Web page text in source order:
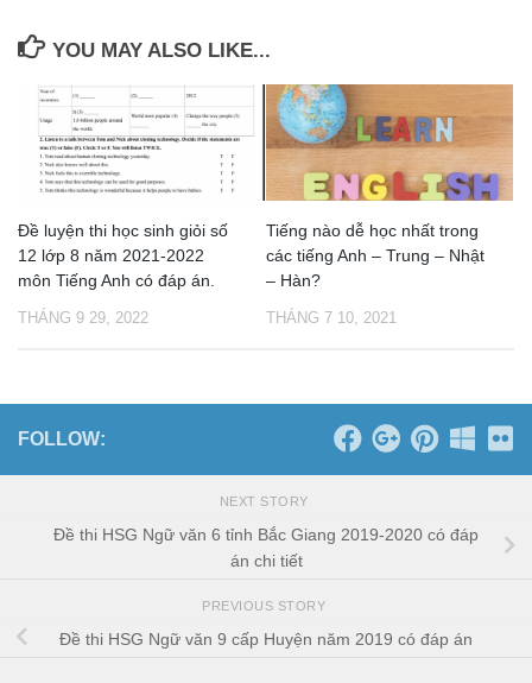
YOU MAY ALSO LIKE...
Đề luyện thi học sinh giỏi số
12 lớp 8 năm 2021-2022
môn Tiếng Anh có đáp án.
THÁNG 9 29, 2022
Tiếng nào dễ học nhất trong
các tiếng Anh – Trung – Nhật
– Hàn?
THÁNG 7 10, 2021
FOLLOW:
NEXT STORY
Đề thi HSG Ngữ văn 6 tỉnh Bắc Giang 2019-2020 có đáp
án chi tiết
PREVIOUS STORY
Đề thi HSG Ngữ văn 9 cấp Huyện năm 2019 có đáp án